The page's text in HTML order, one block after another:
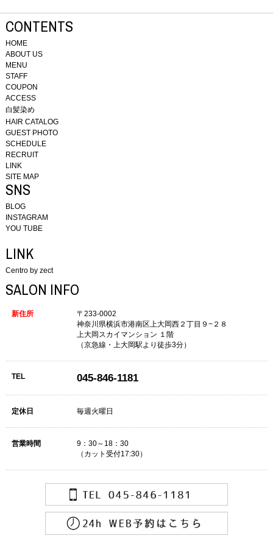
CONTENTS
HOME
ABOUT US
MENU
STAFF
COUPON
ACCESS
白髪染め
HAIR CATALOG
GUEST PHOTO
SCHEDULE
RECRUIT
LINK
SITE MAP
SNS
BLOG
INSTAGRAM
YOU TUBE
LINK
Centro by zect
SALON INFO
新住所
〒233-0002
神奈川県横浜市港南区上大岡西２丁目９−２８
上大岡スカイマンション １階
（京急線・上大岡駅より徒歩3分）
TEL 045-846-1181
定休日 毎週火曜日
営業時間
9：30～18：30
（カット受付17:30）